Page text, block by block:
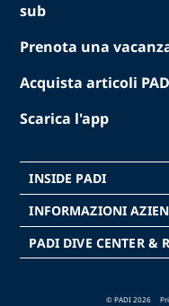
sub
Prenota una
Acquista articoli
Scarica l'app
INSIDE PADI
INFORMAZIONI
PADI DIVE CENTER &
© PADI 2026